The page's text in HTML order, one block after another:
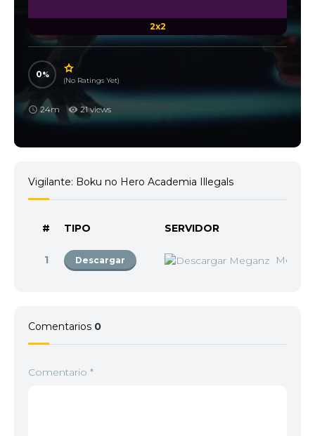
2x2
0
(No Ratings Yet)
24m 21 views
Vigilante: Boku no Hero Academia Illegals
# TIPO SERVIDOR
1 Descargar Meganz
Comentarios 0
Comentario *